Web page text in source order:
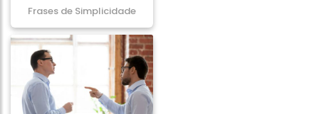
Frases de Simplicidade